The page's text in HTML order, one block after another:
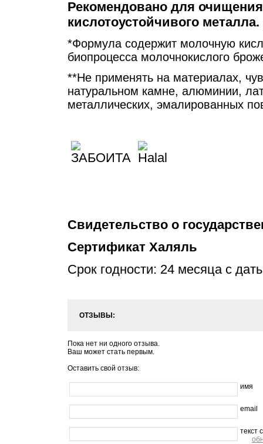
Рекомендовано для
кислотоустойчивого металла.
*Формула cодержит молочную
биопроцесса молочнокислого
**Не применять на материалах,
натуральном камне, алюминии,
металлических, эмалированных
Свидетельство о
Сертификат Халяль
Срок годности: 24 месяца с
ОТЗЫВЫ:
Пока нет ни одного отзыва.
Ваш может стать первым.
Оставить свой отзыв:
имя
email
текст